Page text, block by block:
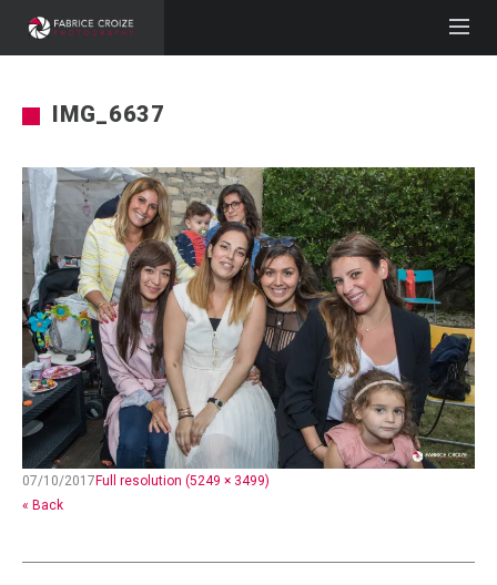
IMG_6637
07/10/2017 Full resolution (5249 × 3499)
« Back